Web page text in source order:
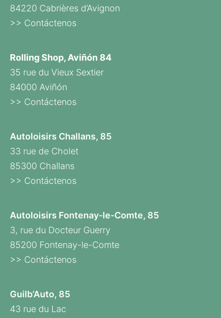
84220 Cabrières d’Avignon
>> Contáctenos
Rolling Shop, Aviñón 84
35 rue du Vieux Sextier
84000 Aviñón
>> Contáctenos
Autoloisirs Challans, 85
33 rue de Cholet
85300 Challans
>> Contáctenos
Autoloisirs Fontenay-le-Comte, 85
3, rue du Docteur Guerry
85200 Fontenay-le-Comte
>> Contáctenos
Guilb’Auto, 85
43 rue du Lac